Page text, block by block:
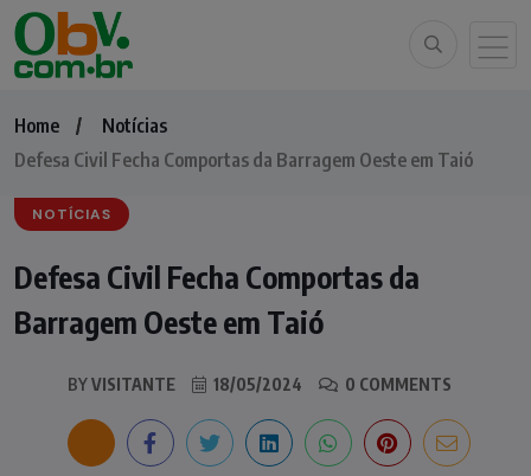
Home
Notícias
Defesa Civil Fecha Comportas da Barragem Oeste em Taió
NOTÍCIAS
Defesa Civil Fecha Comportas da
Barragem Oeste em Taió
BYVISITANTE 18/05/2024 0 COMMENTS